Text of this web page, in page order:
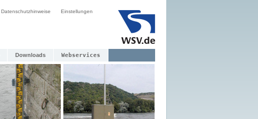
Datenschutzhinweise Einstellungen
Downloads Webservices